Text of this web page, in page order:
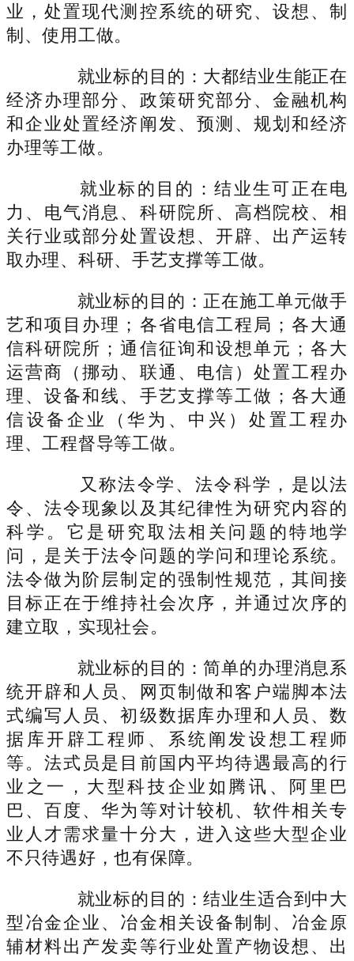
业，处置现代测控系统的研究、设想、制
制、使用工做。
就业标的目的：大都结业生能正在
经济办理部分、政策研究部分、金融机构
和企业处置经济阐发、预测、规划和经济
办理等工做。
就业标的目的：结业生可正在电
力、电气消息、科研院所、高档院校、相
关行业或部分处置设想、开辟、出产运转
取办理、科研、手艺支撑等工做。
就业标的目的：正在施工单元做手
艺和项目办理；各省电信工程局；各大通
信科研院所；通信征询和设想单元；各大
运营商（挪动、联通、电信）处置工程办
理、设备和线、手艺支撑等工做；各大通
信设备企业（华为、中兴）处置工程办
理、工程督导等工做。
又称法令学、法令科学，是以法
令、法令现象以及其纪律性为研究内容的
科学。它是研究取法相关问题的特地学
问，是关于法令问题的学问和理论系统。
法令做为阶层制定的强制性规范，其间接
目标正在于维持社会次序，并通过次序的
建立取，实现社会。
就业标的目的：简单的办理消息系
统开辟和人员、网页制做和客户端脚本法
式编写人员、初级数据库办理和人员、数
据库开辟工程师、系统阐发设想工程师
等。法式员是目前国内平均待遇最高的行
业之一，大型科技企业如腾讯、阿里巴
巴、百度、华为等对计较机、软件相关专
业人才需求量十分大，进入这些大型企业
不只待遇好，也有保障。
就业标的目的：结业生适合到中大
型冶金企业、冶金相关设备制制、冶金原
辅材料出产发卖等行业处置产物设想、出